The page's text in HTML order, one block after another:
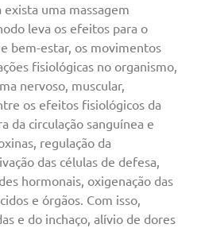
exista uma massagem
leva os efeitos para o
bem-estar, os movimentos
fisiológicas no organismo,
nervoso, muscular,
os efeitos fisiológicos da
da circulação sanguínea e
regulação da
das células de defesa,
hormonais, oxigenação das
e órgãos. Com isso,
e do inchaço, alívio de dores